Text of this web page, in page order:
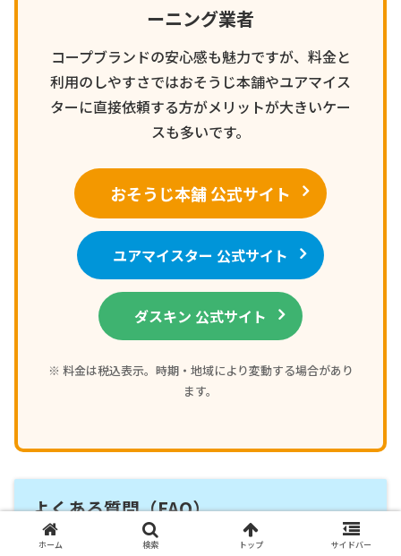
ーニング業者
コープブランドの安心感も魅力ですが、料金と
利用のしやすさではおそうじ本舗やユアマイス
ターに直接依頼する方がメリットが大きいケー
スも多いです。
おそうじ本舗 公式サイト
ユアマイスター 公式サイト
ダスキン 公式サイト
※ 料金は税込表示。時期・地域により変動する場合があり
ます。
よくある質問（FAQ）
ホーム 検索 トップ サイドバー